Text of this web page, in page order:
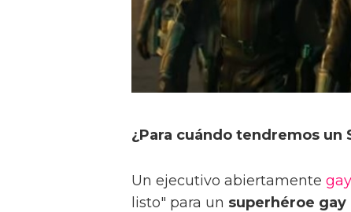
¿Para cuándo tendremos un
Un ejecutivo abiertamente gay
listo" para un superhéroe gay